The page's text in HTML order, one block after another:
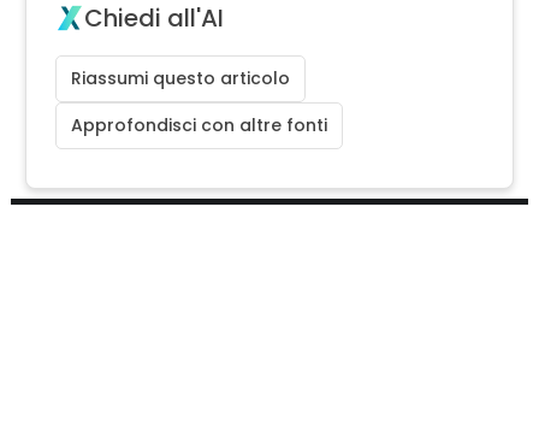
Chiedi all'AI
Riassumi questo articolo
Approfondisci con altre fonti